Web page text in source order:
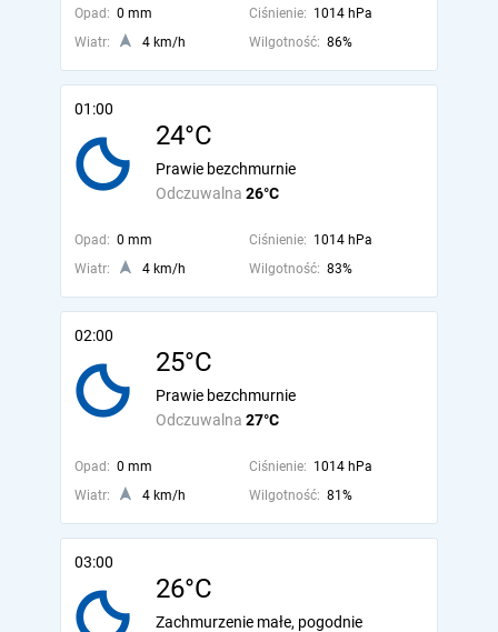
Opad: 0 mm Ciśnienie: 1014 hPa
Wiatr:
4 km/h Wilgotność: 86%
01:00
24°C
Odczuwalna 26°C
Prawie bezchmurnie
Opad: 0 mm Ciśnienie: 1014 hPa
Wiatr:
4 km/h Wilgotność: 83%
02:00
25°C
Odczuwalna 27°C
Prawie bezchmurnie
Opad: 0 mm Ciśnienie: 1014 hPa
Wiatr:
4 km/h Wilgotność: 81%
03:00
26°C
Zachmurzenie małe, pogodnie